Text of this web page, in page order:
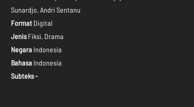
Sunardjo, Andri Sentanu
Format Digital
Jenis Fiksi, Drama
Negara Indonesia
Bahasa Indonesia
Subteks -